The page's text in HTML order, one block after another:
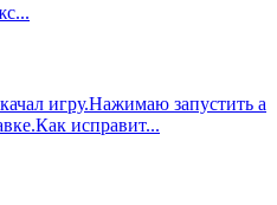
игру.Нажимаю запустить а
исправит...